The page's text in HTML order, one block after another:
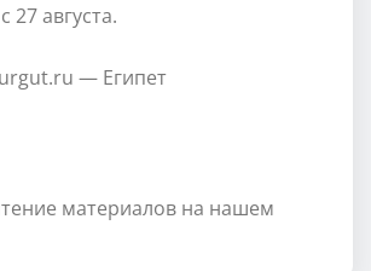
27 августа.
— Египет
материалов на нашем